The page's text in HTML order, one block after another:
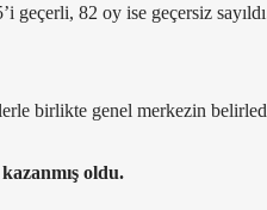
geçerli, 82 oy ise geçersiz
birlikte genel merkezin
oldu.